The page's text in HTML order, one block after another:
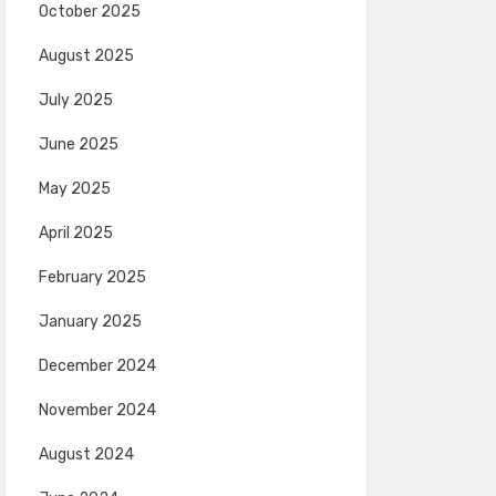
October 2025
August 2025
July 2025
June 2025
May 2025
April 2025
February 2025
January 2025
December 2024
November 2024
August 2024